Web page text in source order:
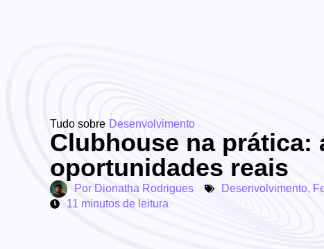
Tudo sobre Desenvolvimento
Clubhouse na
oportunidades reais
Por Dionatha Rodrigues Desenvolvimento,
11 minutos de leitura